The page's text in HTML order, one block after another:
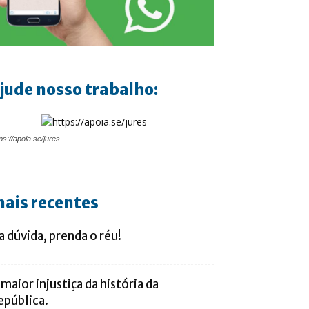
nosso trabalho:
apoia.se/jures
recentes
dúvida, prenda o réu!
injustiça da história da